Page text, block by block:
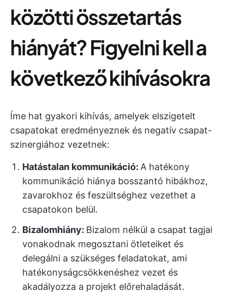
közötti összetartás
hiányát? Figyelni kell a
következő kihívásokra
Íme hat gyakori kihívás, amelyek elszigetelt
csapatokat eredményeznek és negatív csapat-
szinergiához vezetnek:
Hatástalan kommunikáció: A hatékony
kommunikáció hiánya bosszantó hibákhoz,
zavarokhoz és feszültséghez vezethet a
csapatokon belül.
Bizalomhiány: Bizalom nélkül a csapat tagjai
vonakodnak megosztani ötleteiket és
delegálni a szükséges feladatokat, ami
hatékonyságcsökkenéshez vezet és
akadályozza a projekt előrehaladását.